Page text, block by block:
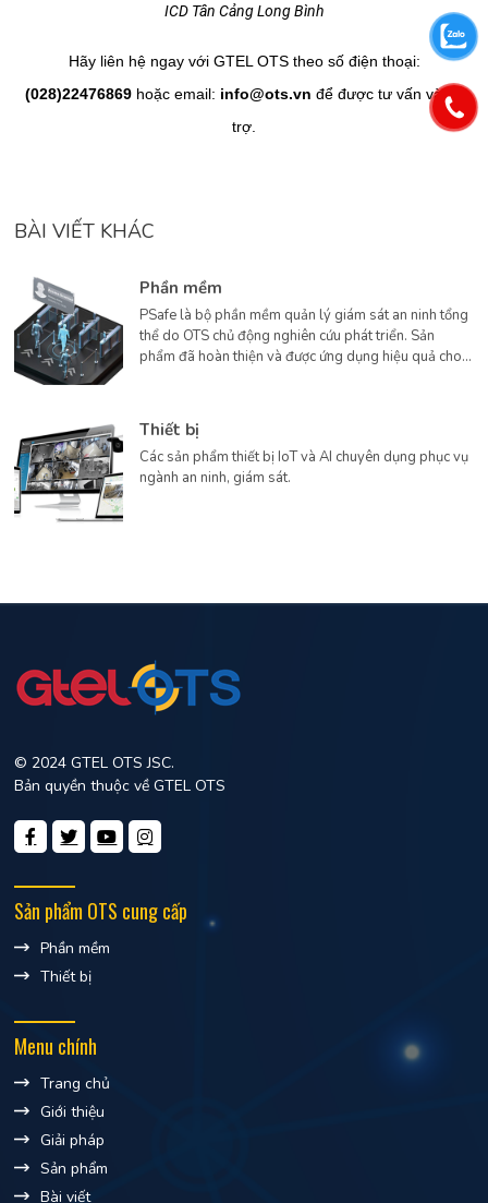
ICD Tân Cảng Long Bình
Hãy liên hệ ngay với GTEL OTS theo số điện thoại:
(028)22476869hoặc email: info@ots.vn để được tư vấn và hỗ
trợ.
BÀI VIẾT KHÁC
Phần mềm
PSafe là bộ phần mềm quản lý giám sát an ninh tổng
thể do OTS chủ động nghiên cứu phát triển. Sản
phẩm đã hoàn thiện và được ứng dụng hiệu quả cho
Thiết bị
Các sản phẩm thiết bị IoT và AI chuyên dụng phục vụ
ngành an ninh, giám sát.
© 2024 GTEL OTS JSC.
Bản quyền thuộc về GTEL OTS
Sản phẩm OTS cung cấp
Phần mềm
Thiết bị
Menu chính
Trang chủ
Giới thiệu
Giải pháp
Sản phẩm
Bài viết